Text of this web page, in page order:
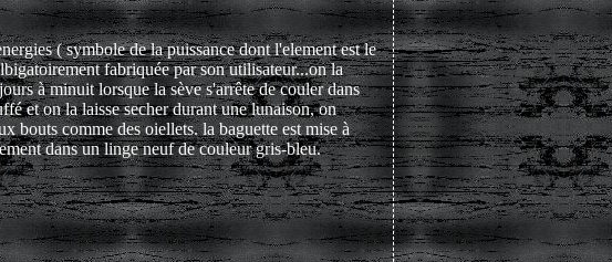
( symbole de la puissance dont l'element est le
fabriquée par son utilisateur...on la
à minuit lorsque la sève s'arrête de couler dans
et on la laisse secher durant une lunaison, on
bouts comme des oiellets. la baguette est mise à
dans un linge neuf de couleur gris-bleu.